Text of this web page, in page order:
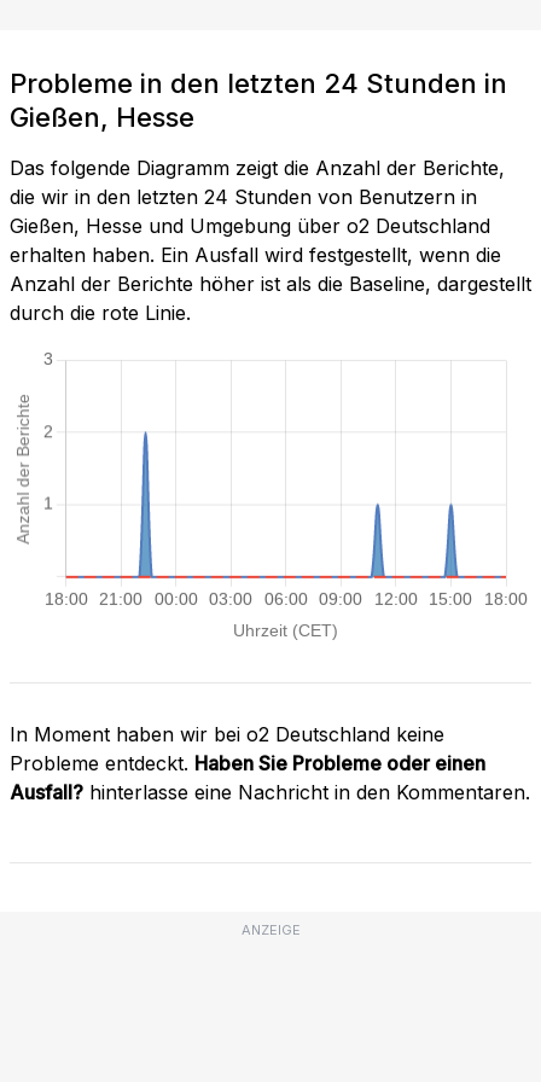
Probleme in den letzten 24 Stunden in
Gießen, Hesse
Das folgende Diagramm zeigt die Anzahl der Berichte,
die wir in den letzten 24 Stunden von Benutzern in
Gießen, Hesse und Umgebung über o2 Deutschland
erhalten haben. Ein Ausfall wird festgestellt, wenn die
Anzahl der Berichte höher ist als die Baseline, dargestellt
durch die rote Linie.
In Moment haben wir bei o2 Deutschland keine
Probleme entdeckt. Haben Sie Probleme oder einen
Ausfall? hinterlasse eine Nachricht in den Kommentaren.
ANZEIGE